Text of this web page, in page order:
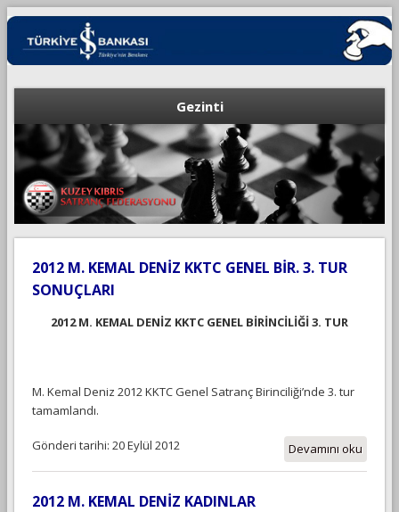
Gezinti
2012 M. KEMAL DENİZ KKTC GENEL BİR. 3. TUR
SONUÇLARI
2012 M. KEMAL DENİZ KKTC GENEL BİRİNCİLİĞİ 3. TUR
M. Kemal Deniz 2012 KKTC Genel Satranç Birinciliği’nde 3. tur
tamamlandı.
Devamını oku
Gönderi tarihi: 20 Eylül 2012
2012 M. KEMAL DENİZ KADINLAR